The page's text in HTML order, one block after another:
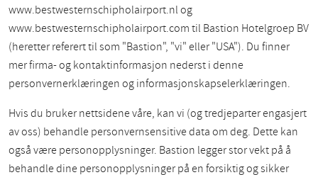
www.bestwesternschipholairport.nl og
www.bestwesternschipholairport.com til Bastion Hotelgroep BV
(heretter referert til som "Bastion", "vi" eller "USA"). Du finner
mer firma- og kontaktinformasjon nederst i denne
personvernerklæringen og informasjonskapselerklæringen.
Hvis du bruker nettsidene våre, kan vi (og tredjeparter engasjert
av oss) behandle personvernsensitive data om deg. Dette kan
også være personopplysninger. Bastion legger stor vekt på å
behandle dine personopplysninger på en forsiktig og sikker